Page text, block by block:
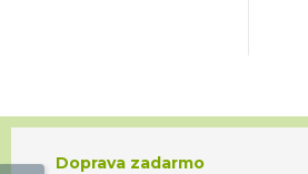
Doprava zadarmo